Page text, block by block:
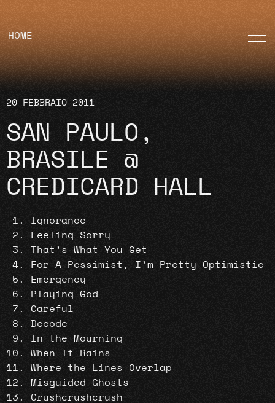
HOME
20 FEBBRAIO 2011
SAN PAULO,
BRASILE @
CREDICARD HALL
Ignorance
Feeling Sorry
That’s What You Get
For A Pessimist, I’m Pretty Optimistic
Emergency
Playing God
Careful
Decode
In the Mourning
When It Rains
Where the Lines Overlap
Misguided Ghosts
Crushcrushcrush